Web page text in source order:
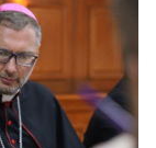
за
[…]